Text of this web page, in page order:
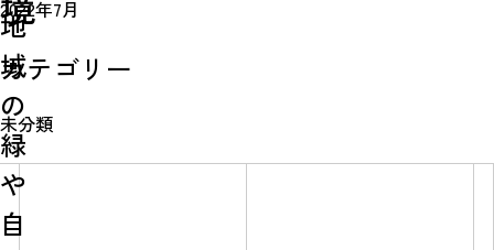
Action list
アクションリスト
地
域
の
緑
や
自
2022年7月
カテゴリー
未分類